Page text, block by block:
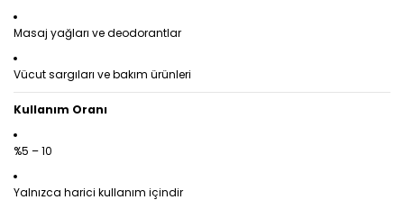
Masaj yağları ve deodorantlar
Vücut sargıları ve bakım ürünleri
Kullanım Oranı
%5 – 10
Yalnızca harici kullanım içindir